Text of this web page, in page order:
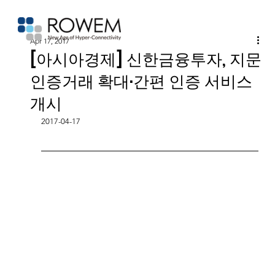
[아시아경제] 신한금융투자, 지문
인증거래 확대·간편 인증 서비스
개시
Apr 17, 2017
2017-04-17